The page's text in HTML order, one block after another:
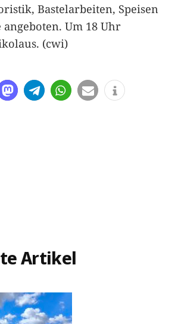
Bastelarbeiten, Speisen
Um 18 Uhr
(cwi)
Artikel